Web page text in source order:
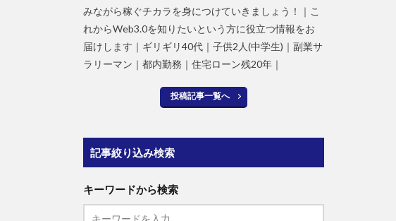
みながら稼ぐチカラを身につけていきましょう！｜こ
れからWeb3.0を知りたいという方に役立つ情報をお
届けします｜ギリギリ40代｜子供2人(中学生)｜副業サ
ラリーマン｜都内勤務｜住宅ローン残20年｜
投稿記事一覧へ
記事絞り込み検索
キーワードから検索